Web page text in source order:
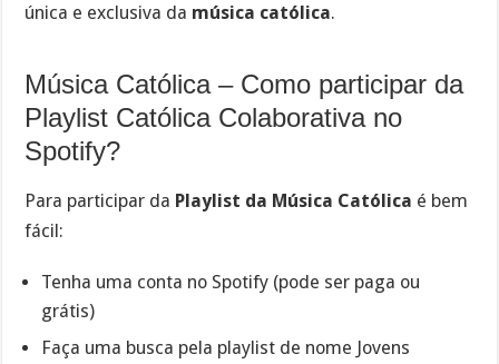
única e exclusiva da música católica.
Música Católica – Como participar da
Playlist Católica Colaborativa no
Spotify?
Para participar da Playlist da Música Católica é bem
fácil:
Tenha uma conta no Spotify (pode ser paga ou
grátis)
Faça uma busca pela playlist de nome Jovens